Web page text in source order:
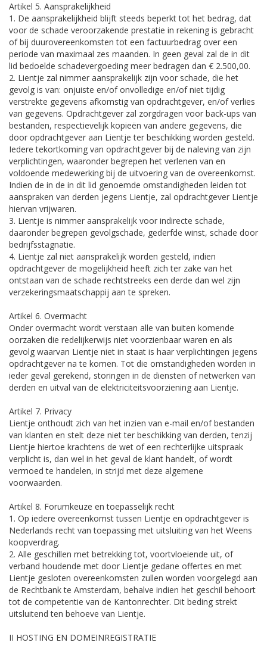
Artikel 5. Aansprakelijkheid
1. De aansprakelijkheid blijft steeds beperkt tot het bedrag, dat
voor de schade veroorzakende prestatie in rekening is gebracht
of bij duurovereenkomsten tot een factuurbedrag over een
periode van maximaal zes maanden. In geen geval zal de in dit
lid bedoelde schadevergoeding meer bedragen dan € 2.500,00.
2. Lientje zal nimmer aansprakelijk zijn voor schade, die het
gevolg is van: onjuiste en/of onvolledige en/of niet tijdig
verstrekte gegevens afkomstig van opdrachtgever, en/of verlies
van gegevens. Opdrachtgever zal zorgdragen voor back-ups van
bestanden, respectievelijk kopieën van andere gegevens, die
door opdrachtgever aan Lientje ter beschikking worden gesteld.
Iedere tekortkoming van opdrachtgever bij de naleving van zijn
verplichtingen, waaronder begrepen het verlenen van en
voldoende medewerking bij de uitvoering van de overeenkomst.
Indien de in de in dit lid genoemde omstandigheden leiden tot
aanspraken van derden jegens Lientje, zal opdrachtgever Lientje
hiervan vrijwaren.
3. Lientje is nimmer aansprakelijk voor indirecte schade,
daaronder begrepen gevolgschade, gederfde winst, schade door
bedrijfsstagnatie.
4. Lientje zal niet aansprakelijk worden gesteld, indien
opdrachtgever de mogelijkheid heeft zich ter zake van het
ontstaan van de schade rechtstreeks een derde dan wel zijn
verzekeringsmaatschappij aan te spreken.
Artikel 6. Overmacht
Onder overmacht wordt verstaan alle van buiten komende
oorzaken die redelijkerwijs niet voorzienbaar waren en als
gevolg waarvan Lientje niet in staat is haar verplichtingen jegens
opdrachtgever na te komen. Tot die omstandigheden worden in
ieder geval gerekend, storingen in de diensten of netwerken van
derden en uitval van de elektriciteitsvoorziening aan Lientje.
Artikel 7. Privacy
Lientje onthoudt zich van het inzien van e-mail en/of bestanden
van klanten en stelt deze niet ter beschikking van derden, tenzij
Lientje hiertoe krachtens de wet of een rechterlijke uitspraak
verplicht is, dan wel in het geval de klant handelt, of wordt
vermoed te handelen, in strijd met deze algemene
voorwaarden.
Artikel 8. Forumkeuze en toepasselijk recht
1. Op iedere overeenkomst tussen Lientje en opdrachtgever is
Nederlands recht van toepassing met uitsluiting van het Weens
koopverdrag.
2. Alle geschillen met betrekking tot, voortvloeiende uit, of
verband houdende met door Lientje gedane offertes en met
Lientje gesloten overeenkomsten zullen worden voorgelegd aan
de Rechtbank te Amsterdam, behalve indien het geschil behoort
tot de competentie van de Kantonrechter. Dit beding strekt
uitsluitend ten behoeve van Lientje.
II HOSTING EN DOMEINREGISTRATIE